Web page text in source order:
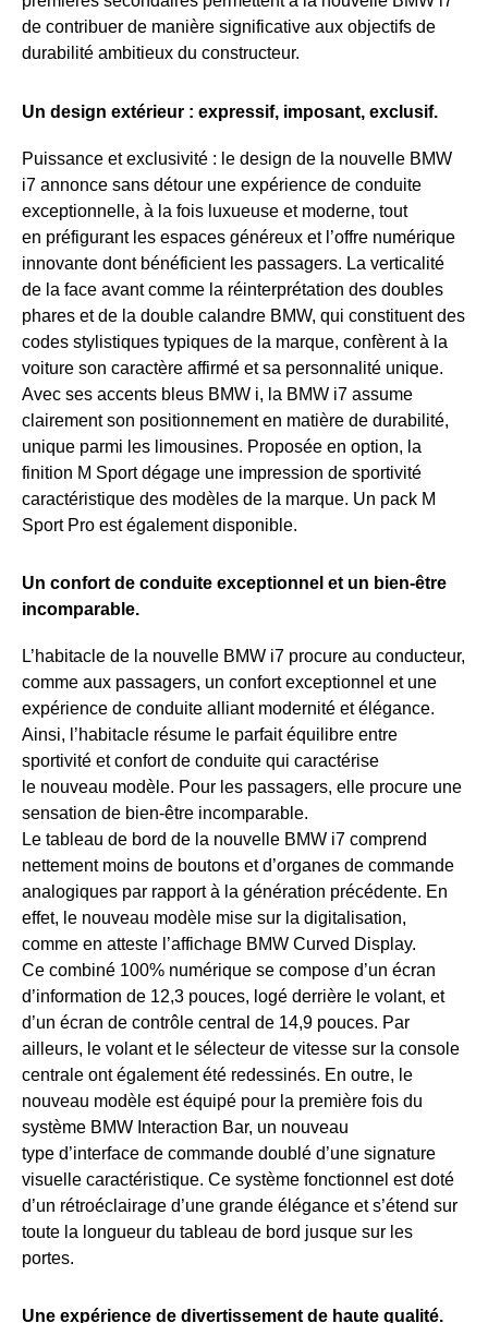
de contribuer de manière significative aux objectifs de
durabilité ambitieux du constructeur.
Un design extérieur : expressif, imposant, exclusif.
Puissance et exclusivité : le design de la nouvelle BMW
i7 annonce sans détour une expérience de conduite
exceptionnelle, à la fois luxueuse et moderne, tout
en préfigurant les espaces généreux et l’offre numérique
innovante dont bénéficient les passagers. La verticalité
de la face avant comme la réinterprétation des doubles
phares et de la double calandre BMW, qui constituent des
codes stylistiques typiques de la marque, confèrent à la
voiture son caractère affirmé et sa personnalité unique.
Avec ses accents bleus BMW i, la BMW i7 assume
clairement son positionnement en matière de durabilité,
unique parmi les limousines. Proposée en option, la
finition M Sport dégage une impression de sportivité
caractéristique des modèles de la marque. Un pack M
Sport Pro est également disponible.
Un confort de conduite exceptionnel et un bien-être
incomparable.
L’habitacle de la nouvelle BMW i7 procure au conducteur,
comme aux passagers, un confort exceptionnel et une
expérience de conduite alliant modernité et élégance.
Ainsi, l’habitacle résume le parfait équilibre entre
sportivité et confort de conduite qui caractérise
le nouveau modèle. Pour les passagers, elle procure une
sensation de bien-être incomparable.
Le tableau de bord de la nouvelle BMW i7 comprend
nettement moins de boutons et d’organes de commande
analogiques par rapport à la génération précédente. En
effet, le nouveau modèle mise sur la digitalisation,
comme en atteste l’affichage BMW Curved Display.
Ce combiné 100% numérique se compose d’un écran
d’information de 12,3 pouces, logé derrière le volant, et
d’un écran de contrôle central de 14,9 pouces. Par
ailleurs, le volant et le sélecteur de vitesse sur la console
centrale ont également été redessinés. En outre, le
nouveau modèle est équipé pour la première fois du
système BMW Interaction Bar, un nouveau
type d’interface de commande doublé d’une signature
visuelle caractéristique. Ce système fonctionnel est doté
d’un rétroéclairage d’une grande élégance et s’étend sur
toute la longueur du tableau de bord jusque sur les
portes.
Une expérience de divertissement de haute qualité.